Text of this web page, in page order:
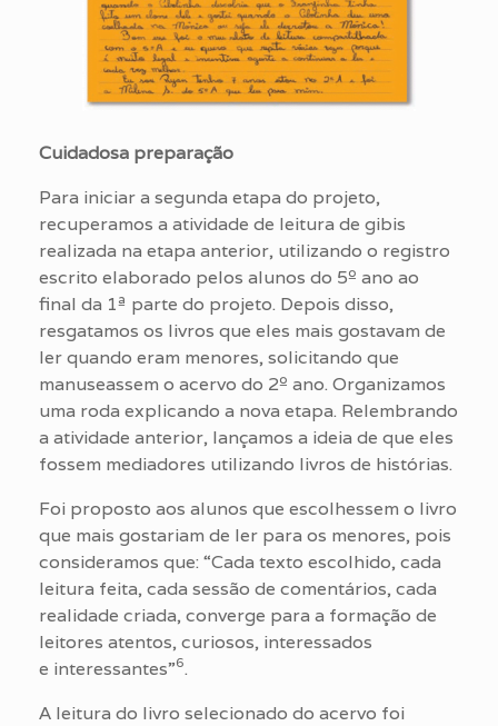
Cuidadosa preparação
Para iniciar a segunda etapa do projeto,
recuperamos a atividade de leitura de gibis
realizada na etapa anterior, utilizando o registro
escrito elaborado pelos alunos do 5º ano ao
final da 1ª parte do projeto. Depois disso,
resgatamos os livros que eles mais gostavam de
ler quando eram menores, solicitando que
manuseassem o acervo do 2º ano. Organizamos
uma roda explicando a nova etapa. Relembrando
a atividade anterior, lançamos a ideia de que eles
fossem mediadores utilizando livros de histórias.
Foi proposto aos alunos que escolhessem o livro
que mais gostariam de ler para os menores, pois
consideramos que: “Cada texto escolhido, cada
leitura feita, cada sessão de comentários, cada
realidade criada, converge para a formação de
leitores atentos, curiosos, interessados
e interessantes”6.
A leitura do livro selecionado do acervo foi